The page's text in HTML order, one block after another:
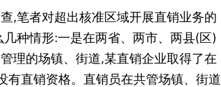
,笔者对超出核准区域开展直销业务的
种情形:一是在两省、两市、两县(区)
理的场镇、街道,某直销企业取得了在
有直销资格。直销员在共管场镇、街道